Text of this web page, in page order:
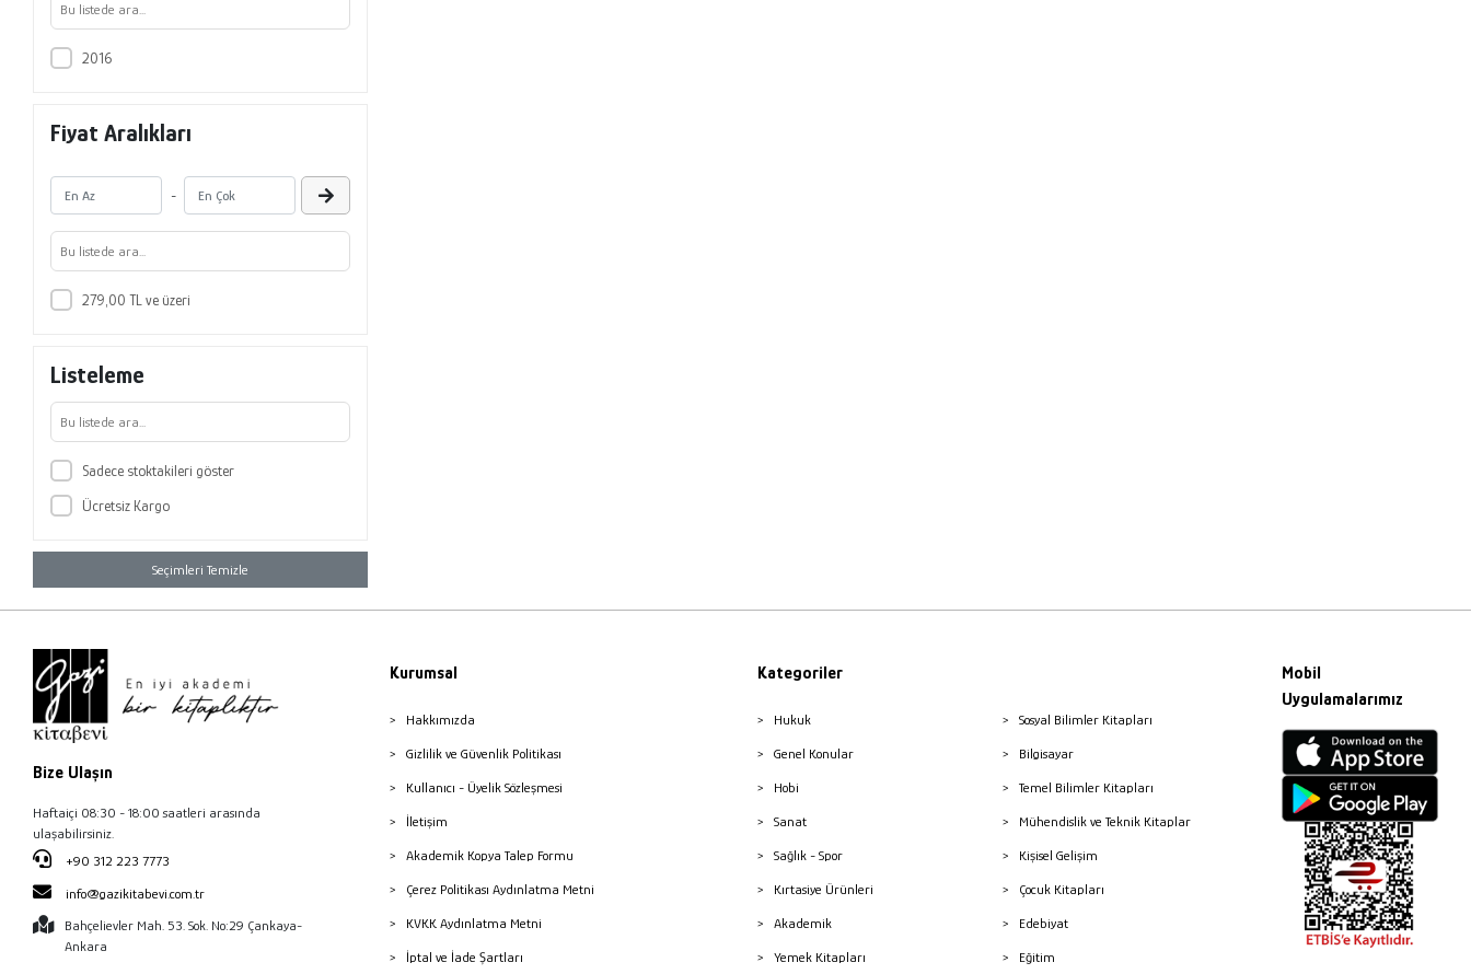
2016
Fiyat Aralıkları
-
279,00 TL ve üzeri
Listeleme
Sadece stoktakileri göster
Ücretsiz Kargo
Seçimleri Temizle
Bize Ulaşın
Haftaiçi 08:30 - 18:00 saatleri arasında
ulaşabilirsiniz.
+90 312 223 7773
info@gazikitabevi.com.tr
Bahçelievler Mah. 53. Sok. No:29 Çankaya-
Ankara
Kurumsal
Hakkımızda
Gizlilik ve Güvenlik Politikası
Kullanıcı - Üyelik Sözleşmesi
İletişim
Akademik Kopya Talep Formu
Çerez Politikası Aydınlatma Metni
KVKK Aydınlatma Metni
İptal ve İade Şartları
Kategoriler
Hukuk
Genel Konular
Hobi
Sanat
Sağlık - Spor
Kırtasiye Ürünleri
Akademik
Yemek Kitapları
Sosyal Bilimler Kitapları
Bilgisayar
Temel Bilimler Kitapları
Mühendislik ve Teknik Kitaplar
Kişisel Gelişim
Çocuk Kitapları
Edebiyat
Eğitim
Mobil
Uygulamalarımız